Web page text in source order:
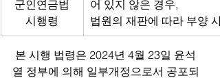
군인연금법
시행령
어 있지 않은 경우,
법원의 재판에 따라 부양
열 정부에 의해 일부개정으로서 공포되